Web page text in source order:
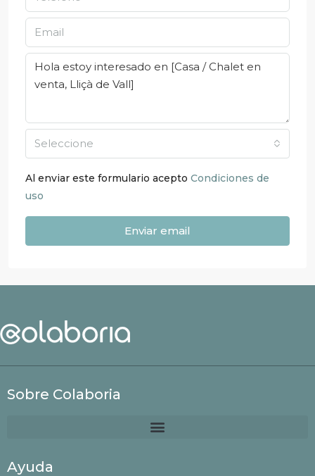
Seleccione
Al enviar este formulario acepto Condiciones de
uso
Enviar email
Sobre Colaboria
Ayuda